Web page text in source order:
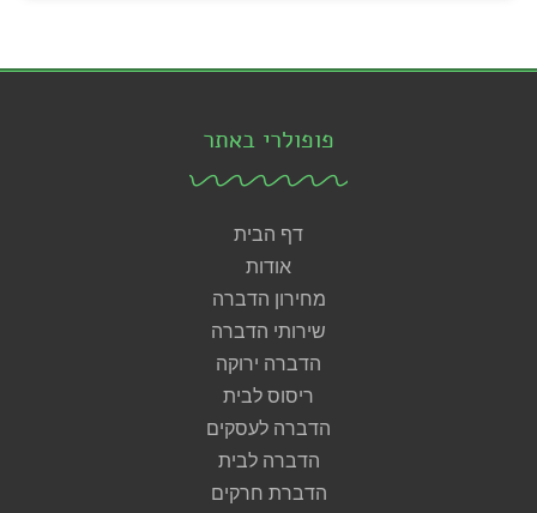
פופולרי באתר
דף הבית
אודות
מחירון הדברה
שירותי הדברה
הדברה ירוקה
ריסוס לבית
הדברה לעסקים
הדברה לבית
הדברת חרקים